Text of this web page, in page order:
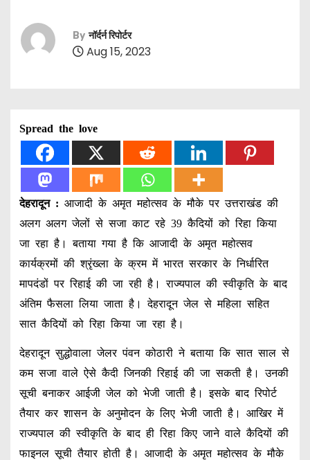
By नॉर्दर्न रिपोर्टर
Aug 15, 2023
Spread the love
देहरादून : आजादी के अमृत महोत्सव के मौके पर उत्तराखंड की
अलग अलग जेलों से सजा काट रहे 39 कैदियों को रिहा किया
जा रहा है। बताया गया है कि आजादी के अमृत महोत्सव
कार्यक्रमों की श्रृंख्ला के क्रम में भारत सरकार के निर्धारित
मापदंडों पर रिहाई की जा रही है। राज्यपाल की स्वीकृति के बाद
अंतिम फैसला लिया जाता है। देहरादून जेल से महिला सहित
सात कैदियों को रिहा किया जा रहा है।
देहरादून सुद्धोवाला जेलर पंवन कोठारी ने बताया कि सात साल से
कम सजा वाले ऐसे कैदी जिनकी रिहाई की जा सकती है। उनकी
सूची बनाकर आईजी जेल को भेजी जाती है। इसके बाद रिपोर्ट
तैयार कर शासन के अनुमोदन के लिए भेजी जाती है। आखिर में
राज्यपाल की स्वीकृति के बाद ही रिहा किए जाने वाले कैदियों की
फाइनल सूची तैयार होती है। आजादी के अमृत महोत्सव के मौके